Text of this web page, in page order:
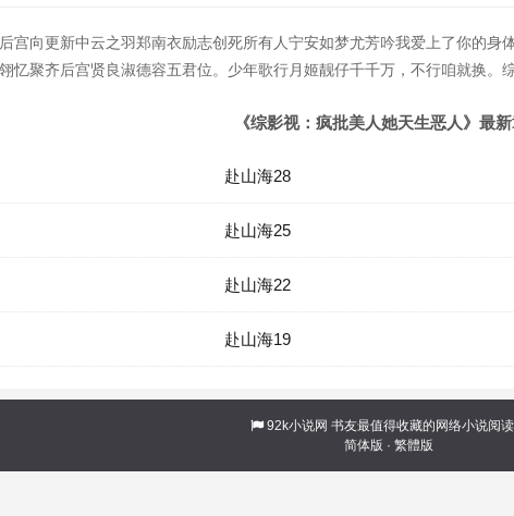
宫向更新中云之羽郑南衣励志创死所有人宁安如梦尤芳吟我爱上了你的身
忆聚齐后宫贤良淑德容五君位。少年歌行月姬靓仔千千万，不行咱就换。
《综影视：疯批美人她天生恶人》最
赴山海28
赴山海25
赴山海22
赴山海19
92k小说网 书友最值得收藏的网络小说阅
简体版 · 繁體版